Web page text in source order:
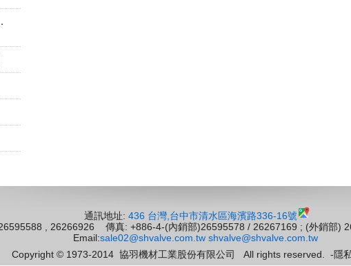
通訊地址: 436 台灣,台中市清水區海濱路336-16號
26595588 , 26266926 傳真: +886-4-(內銷部)26595578 /
Email:sale02@shvalve.com.tw shvalve@shvalve.com.tw
Copyright © 1973-2014 協羽機材工業股份有限公司 All rights reserved. -隱